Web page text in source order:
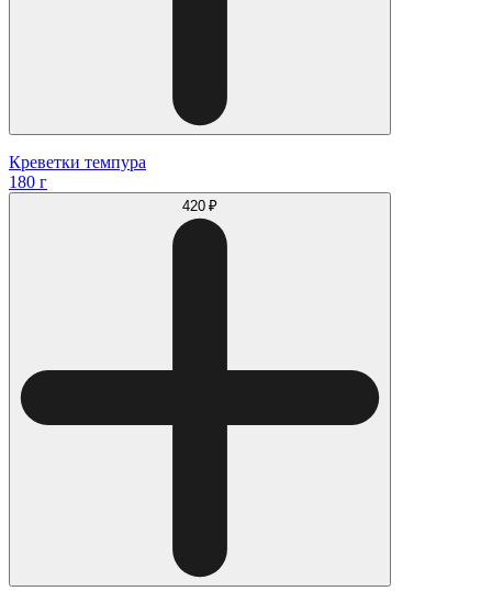
Креветки темпура
180 г
420 ₽